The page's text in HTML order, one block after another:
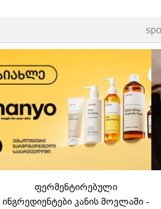
ფერმენტირებული
ინგრედიენტები კანის მოვლაში -